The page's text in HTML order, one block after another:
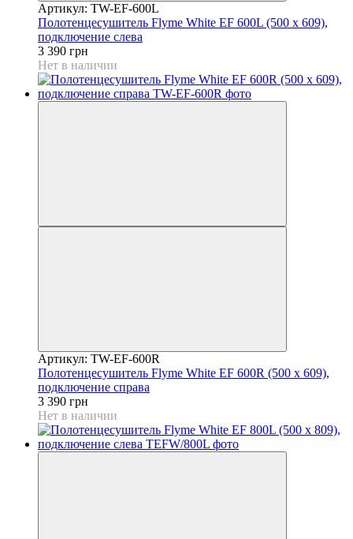
Артикул: TW-EF-600L
Полотенцесушитель Flyme White EF 600L (500 х 609),
подключение слева
3 390 грн
Нет в наличии
Артикул: TW-EF-600R
Полотенцесушитель Flyme White EF 600R (500 х 609),
подключение справа
3 390 грн
Нет в наличии